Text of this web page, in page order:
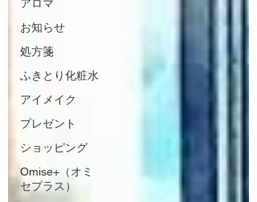
アロマ
お知らせ
処方箋
ふきとり化粧水
アイメイク
プレゼント
ショッピング
Omise+（オミ
セプラス）